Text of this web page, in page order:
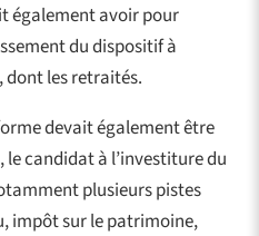
également avoir pour
du dispositif à
dont les retraités.
devait également être
candidat à l’investiture du
plusieurs pistes
impôt sur le patrimoine,